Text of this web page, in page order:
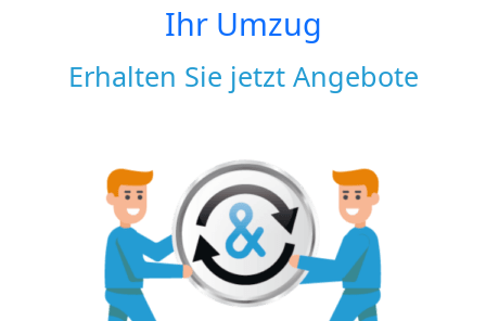
Ihr Umzug
Erhalten Sie jetzt Angebote